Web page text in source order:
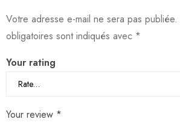
Votre adresse e-mail ne sera pas publiée.
obligatoires sont indiqués avec *
Your rating
Your review *